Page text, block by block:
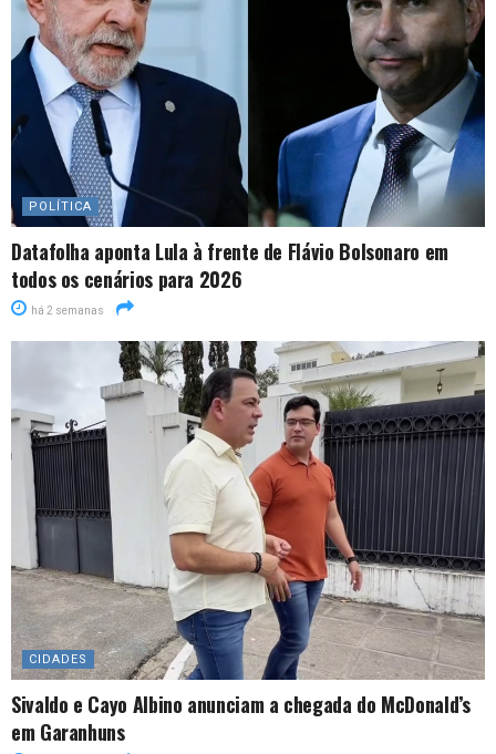
POLÍTICA
Datafolha aponta Lula à frente de Flávio Bolsonaro em
todos os cenários para 2026
há 2 semanas
CIDADES
Sivaldo e Cayo Albino anunciam a chegada do McDonald’s
em Garanhuns